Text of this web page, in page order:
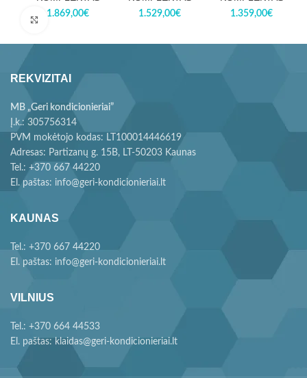
Paspauskite, kad padidintumėte
1.869,00€ 1.529,00€ 1.359,00€
REKVIZITAI
MB „Geri kondicionieriai”
Į.k.: 305756314
PVM mokėtojo kodas: LT100014446619
Adresas: Partizanų g. 15B, LT-50203 Kaunas
Tel.: +370 667 44220
El. paštas: info@geri-kondicionieriai.lt
KAUNAS
Tel.: +370 667 44220
El. paštas: info@geri-kondicionieriai.lt
VILNIUS
Tel.: +370 664 44533
El. paštas: klaidas@geri-kondicionieriai.lt